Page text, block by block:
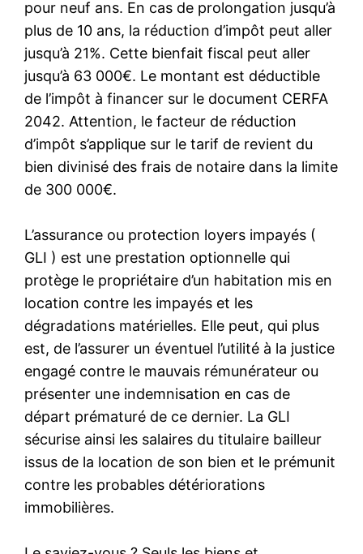
pour neuf ans. En cas de prolongation jusqu’à
plus de 10 ans, la réduction d’impôt peut aller
jusqu’à 21%. Cette bienfait fiscal peut aller
jusqu’à 63 000€. Le montant est déductible
de l’impôt à financer sur le document CERFA
2042. Attention, le facteur de réduction
d’impôt s’applique sur le tarif de revient du
bien divinisé des frais de notaire dans la limite
de 300 000€.
L’assurance ou protection loyers impayés (
GLI ) est une prestation optionnelle qui
protège le propriétaire d’un habitation mis en
location contre les impayés et les
dégradations matérielles. Elle peut, qui plus
est, de l’assurer un éventuel l’utilité à la justice
engagé contre le mauvais rémunérateur ou
présenter une indemnisation en cas de
départ prématuré de ce dernier. La GLI
sécurise ainsi les salaires du titulaire bailleur
issus de la location de son bien et le prémunit
contre les probables détériorations
immobilières.